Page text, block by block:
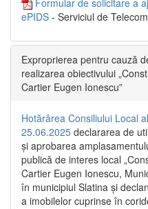
ePIDS - Serviciul de
Exproprierea pentru cauză
realizarea obiectivului
Cartier Eugen Ionescu”
Hotărârea Consiliului Local
25.06.2025 declararea de
și aprobarea
publică de interes local
Cartier Eugen Ionescu,
în municipiul Slatina și
a imobilelor cuprinse în